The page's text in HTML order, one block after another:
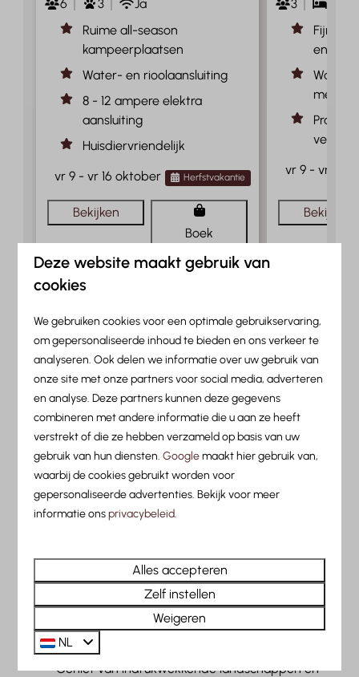
6
3
Ja
Ruime all-season
kampeerplaatsen
Water- en rioolaansluiting
8 - 12 ampere elektra
aansluiting
Huisdiervriendelijk
vr 9 - vr 16 oktober
Herfstvakantie
Bekijken
Boek
3
Fijne
en
Warm
met
verblijf
vr 9 - vr 16
Bekijken
Jouw herfstvakantie in de
Tiroler bergen
Ontdek het kleurrijkeTirolerherfstlandschap te voet
of per fiets. Er zijn velewandel- en fietsroutes
vinden die je langs goudkleurige bossen, kleurrijke
alpenweiden en imposante kloven leiden. Maak je
hoofd helemaal leeg en kom tot rust in de frisse
berglucht. Wij delen onze aanraders voor activiteiten
Geniet van indrukwekkende landschappen en
Deze website maakt gebruik van
cookies
We gebruiken cookies voor een optimale gebruikservaring,
om gepersonaliseerde inhoud te bieden en ons verkeer te
analyseren. Ook delen we informatie over uw gebruik van
onze site met onze partners voor social media, adverteren
en analyse. Deze partners kunnen deze gegevens
combineren met andere informatie die u aan ze heeft
verstrekt of die ze hebben verzameld op basis van uw
gebruik van hun diensten.Googlemaakt hier gebruik van,
waarbij de cookies gebruikt worden voor
gepersonaliseerde advertenties. Bekijk voor meer
informatie onsprivacybeleid.
Alles accepteren
Zelf instellen
Weigeren
NL